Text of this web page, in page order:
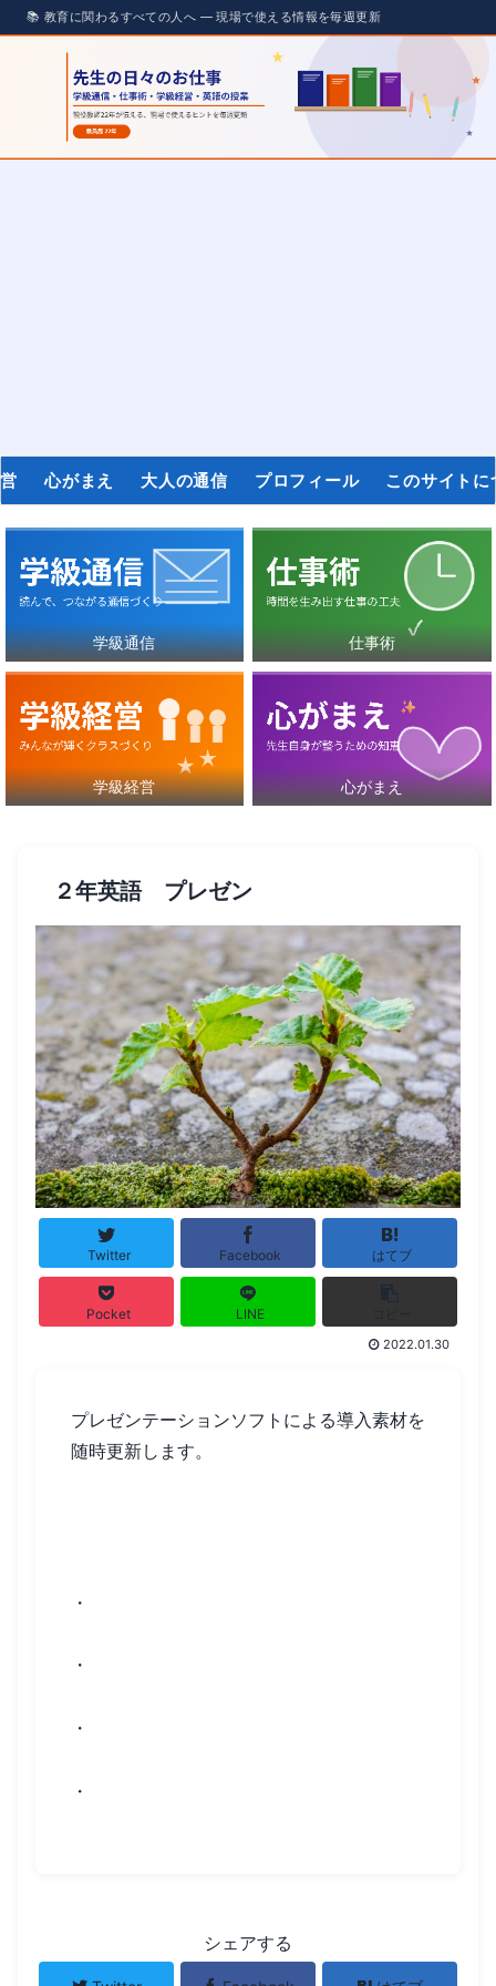
心がまえ 大人の通信 プロフィール このサイトに
学級通信 仕事術
学級経営 心がまえ
２年英語 プレゼン
Twitter Facebook はてブ
Pocket LINE
2022.01.30
プレゼンテーションソフトによる導入素材を
随時更新します。
・
・
・
・
シェアする